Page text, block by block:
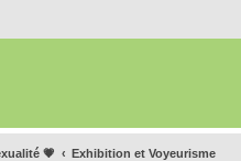
💗 Exhibition et Voyeurisme